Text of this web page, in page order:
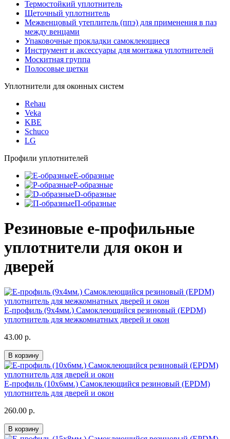
Термостойкий уплотнитель
Щеточный уплотнитель
Межвенцовый утеплитель (ппэ) для применения в паз
между венцами
Упаковочные прокладки самоклеющиеся
Инструмент и аксессуары для монтажа уплотнителей
Москитная группа
Полосовые щетки
Уплотнители для оконных систем
Rehau
Veka
KBE
Schuco
LG
Профили уплотнителей
E-образные
P-образные
D-образные
П-образные
Резиновые е-профильные
уплотнители для окон и
дверей
E-профиль (9х4мм.) Самоклеющийся резиновый (EPDM)
уплотнитель для межкомнатных дверей и окон
43.00 р.
В корзину
E-профиль (10х6мм.) Самоклеющийся резиновый (EPDM)
уплотнитель для дверей и окон
260.00 р.
В корзину